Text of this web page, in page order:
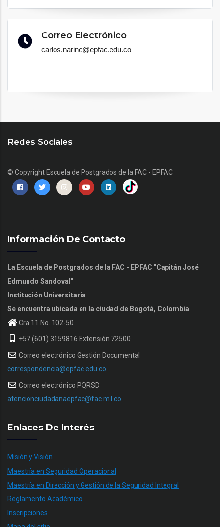
Correo Electrónico
carlos.narino@epfac.edu.co
Redes Sociales
© Copyright Escuela de Postgrados de la FAC - EPFAC
Información De Contacto
La Escuela de Postgrados de la FAC - EPFAC "Capitán José
Edmundo Sandoval"
Institución Universitaria
Se encuentra ubicada en la ciudad de Bogotá, Colombia
Cra 11 No. 102-50
+57 (601) 3159816 Extensión 72500
Correo electrónico Gestión Documental
correspondencia@epfac.edu.co
Correo electrónico PQRSD
atencionciudadanaepfac@fac.mil.co
Enlaces De Interés
Misión y Visión
Maestría en Seguridad Operacional
Maestría en Dirección y Gestión de la Seguridad Integral
Reglamento Académico
Inscripciones